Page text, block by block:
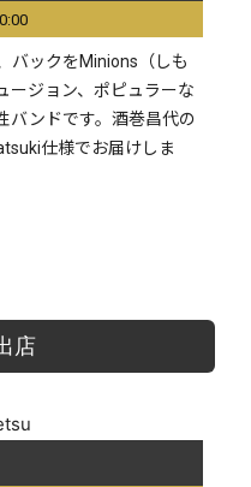
バックをMinions（しも
ージョン、ポピュラーな
バンドです。酒巻昌代の
仕様でお届けしま
店